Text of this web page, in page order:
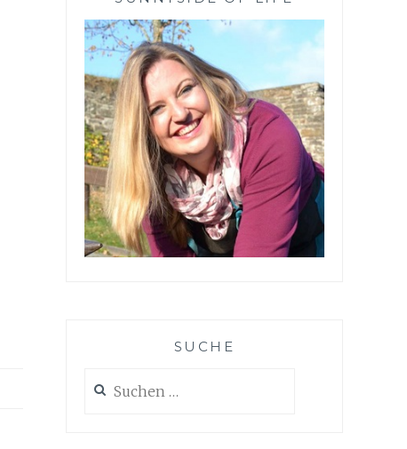
SUCHE
nach: